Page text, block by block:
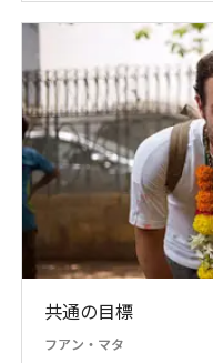
共通の目標
フアン・マタ